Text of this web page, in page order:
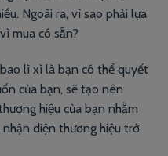
Ngoài ra, vì sao phải lựa
mua có sẵn?
lì xì là bạn có thể quyết
của bạn, sẽ tạo nên
hiệu của bạn nhằm
diện thương hiệu trở